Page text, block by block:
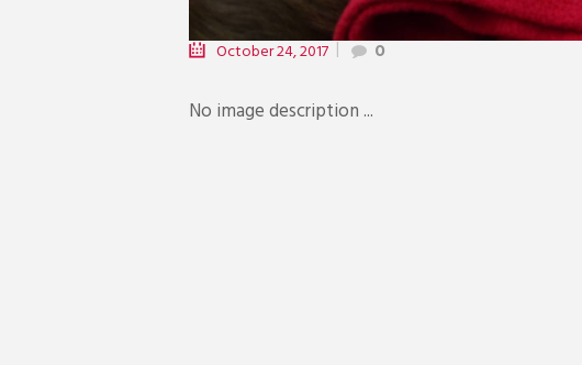
October 24, 2017 0
No image description ...